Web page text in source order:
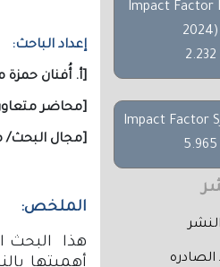
Impact Factor
2024)
2.232
Impact Factor
5.965
الصادره
إعداد الباحث:
[أ. أُفنان حمزة
[محاضر
[مجال البحث/
الملخص:
هذا البحث